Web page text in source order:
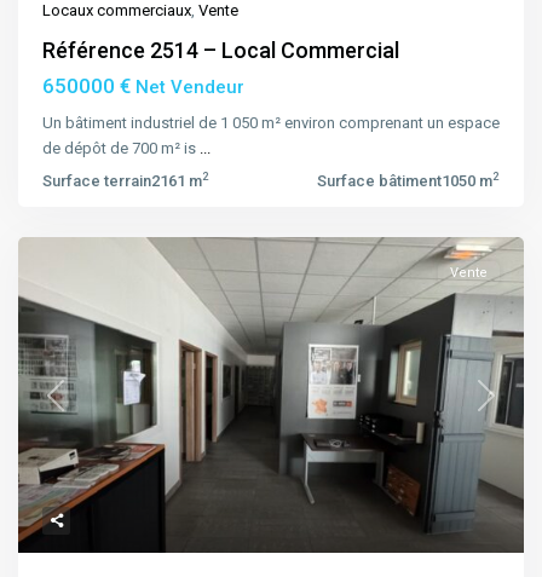
Locaux commerciaux, Vente
Référence 2514 – Local Commercial
650000 € Net Vendeur
Un bâtiment industriel de 1 050 m² environ comprenant un espace
de dépôt de 700 m² is ...
Surface terrain2161 m2 Surface bâtiment1050 m2
Previous Next
Vente